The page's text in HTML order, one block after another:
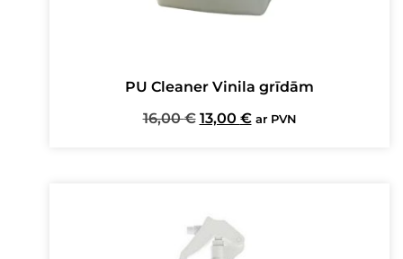
PU Cleaner Vinila grīdām
16,00€ Original
13,00 €Current
ar PVN